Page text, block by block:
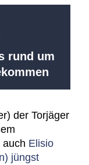
rund um
der Torjäger
auch Elisio
jüngst